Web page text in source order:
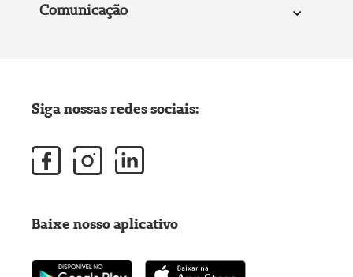
Comunicação
Siga nossas redes sociais:
Baixe nosso aplicativo